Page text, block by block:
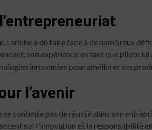
Lariche a dû faire face à de nombreux
son expérience en tant que pilote
innovantes pour améliorer ses
l’avenir
se contente pas de réussir dans son
sur l’innovation et la responsabilité